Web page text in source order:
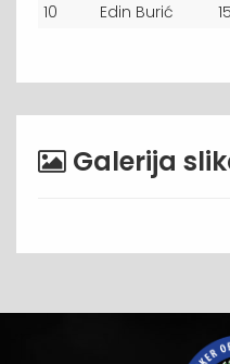
10
Edin Burić
Galerija